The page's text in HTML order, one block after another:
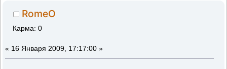
RomeO
Карма: 0
« 16 Января 2009, 17:17:00 »